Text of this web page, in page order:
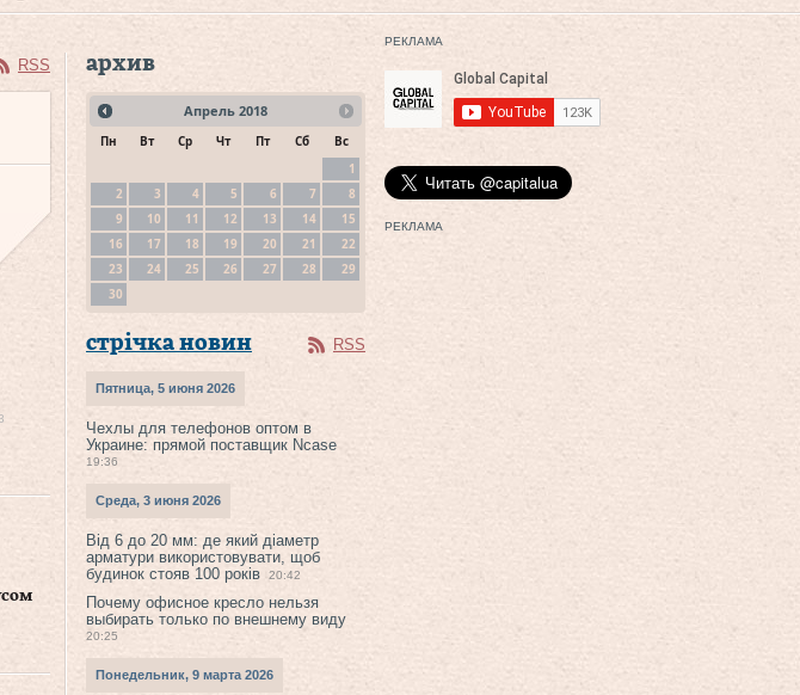
RSS архив
Апрель 2018
Пн Вт Ср Чт Пт Сб
Вс
1
2
3 4 5 6 7
8
9
10 11 12 13 14
15
16
17 18 19 20 21
22
23
24 25 26 27 28
29
30
стрічка новин RSS
Пятница, 5 июня 2026
Чехлы для телефонов оптом в
Украине: прямой поставщик Ncase
19:36
Среда, 3 июня 2026
Від 6 до 20 мм: де який діаметр
арматури використовувати, щоб
будинок стояв 100 років
20:42
Почему офисное кресло нельзя
выбирать только по внешнему виду
20:25
Понедельник, 9 марта 2026
РЕКЛАМА
РЕКЛАМА